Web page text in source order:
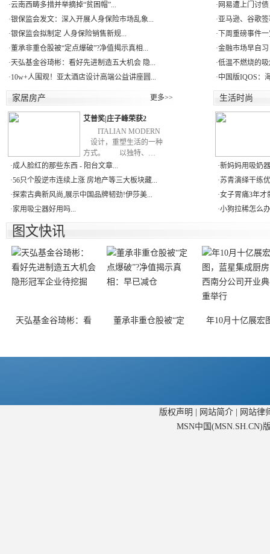
·云南西畴多措并举摘掉“贫困帽”...
·银保监会发文：深入开展人身保险市场乱象...
·银保监会拟制定 人身保险销售新规...
·董承非重仓股被“定点爆破”?净值揭示真相...
·天弘基金谷琦彬：看好先进制造五大机会 隐...
·10w+人围观！亚太酒店设计高端公益讲座圆...
· 网易遭上门讨
·亚马逊、谷歌
· 下周重磅事件
·金融市场早自
·低温不燃烧的
·中国版IQOS：
家居房产 更多>>
艾普奖|庄子峰荣获2
ITALIAN MODERN
设计，重塑生活的一种
方式。 以独特、…
·成人脸红的那些东西 - 阳台文章...
·56只个股逆市连续上涨 房地产等三大板块藏...
·探索古典新风尚,展示中国品牌韧劲!伊莎美...
·家用吸尘器好用吗...
生活时尚
·新妈妈用吸奶
·苏青演绎干练
·女子胃痛3年才
·小狗拉稀怎么
图文快讯
天弘基金谷琦彬：看 董承非重仓股被“定 年10月十亿展宏
版权声明 网站简介|
网站律
MSN中国(MSN.SH.CN)